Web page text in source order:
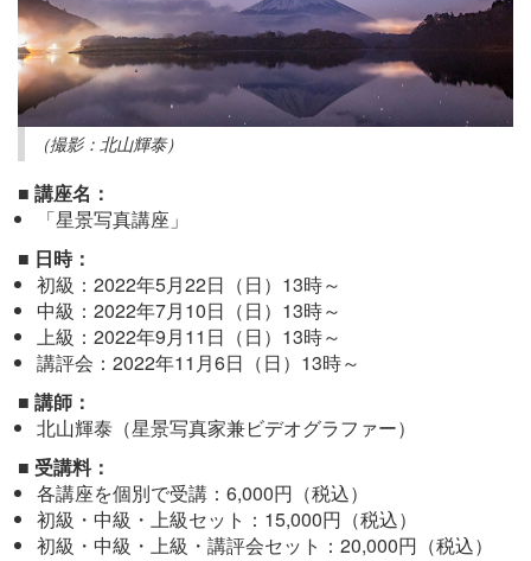
（撮影：北山輝泰）
■ 講座名：
「星景写真講座」
■ 日時：
初級：2022年5月22日（日）13時～
中級：2022年7月10日（日）13時～
上級：2022年9月11日（日）13時～
講評会：2022年11月6日（日）13時～
■ 講師：
北山輝泰（星景写真家兼ビデオグラファー）
■ 受講料：
各講座を個別で受講：6,000円（税込）
初級・中級・上級セット：15,000円（税込）
初級・中級・上級・講評会セット：20,000円（税込）